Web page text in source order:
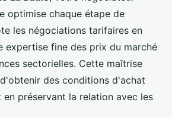
optimise chaque étape de
les négociations tarifaires en
expertise fine des prix du marché
sectorielles. Cette maîtrise
des conditions d'achat
en préservant la relation avec les